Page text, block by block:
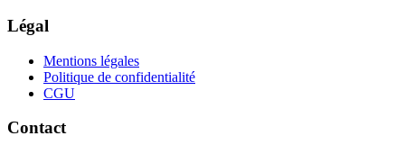
Légal
Mentions légales
Politique de confidentialité
CGU
Contact